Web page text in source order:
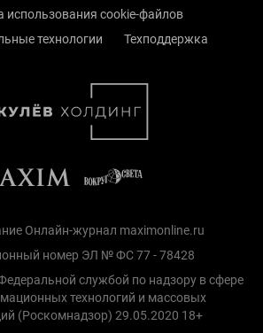
использования cookie-файлов
технологии
Техподдержка
Онлайн-журнал maximonline.ru
номер ЭЛ № ФС 77 - 78428
службой по надзору в сфере
технологий и массовых
(Роскомнадзор) 29.05.2020 18+